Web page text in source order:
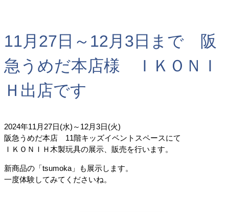
11月27日～12月3日まで 阪
急うめだ本店様 ＩＫＯＮＩ
Ｈ出店です
2024年11月27日(水)～12月3日(火)
阪急うめだ本店 11階キッズイベントスペースにて
ＩＫＯＮＩＨ木製玩具の展示、販売を行います。
新商品の「tsumoka」も展示します。
一度体験してみてくださいね。